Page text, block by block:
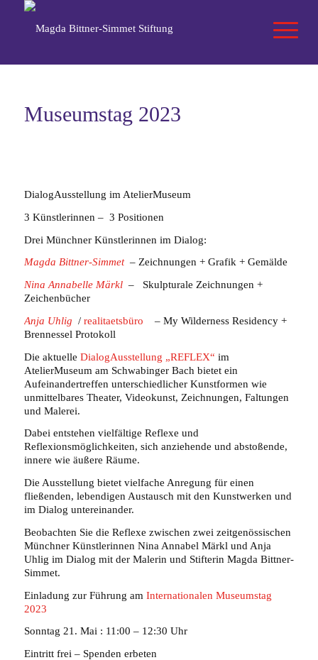
Museumstag 2023
DialogAusstellung im AtelierMuseum
3 Künstlerinnen – 3 Positionen
Drei Münchner Künstlerinnen im Dialog:
Magda Bittner-Simmet – Zeichnungen + Grafik + Gemälde
Nina Annabelle Märkl – Skulpturale Zeichnungen +
Zeichenbücher
Anja Uhlig / realitaetsbüro
– My Wilderness Residency +
Brennessel Protokoll
Die aktuelle DialogAusstellung „REFLEX“ im
AtelierMuseum am Schwabinger Bach bietet ein
Aufeinandertreffen unterschiedlicher Kunstformen wie
unmittelbares Theater, Videokunst, Zeichnungen, Faltungen
und Malerei.
Dabei entstehen vielfältige Reflexe und
Reflexionsmöglichkeiten, sich anziehende und abstoßende,
innere wie äußere Räume.
Die Ausstellung bietet vielfache Anregung für einen
fließenden, lebendigen Austausch mit den Kunstwerken und
im Dialog untereinander.
Beobachten Sie die Reflexe zwischen zwei zeitgenössischen
Münchner Künstlerinnen Nina Annabel Märkl und Anja
Uhlig im Dialog mit der Malerin und Stifterin Magda Bittner-
Simmet.
Einladung zur Führung am Internationalen Museumstag
2023
Sonntag 21. Mai : 11:00 – 12:30 Uhr
Eintritt frei – Spenden erbeten